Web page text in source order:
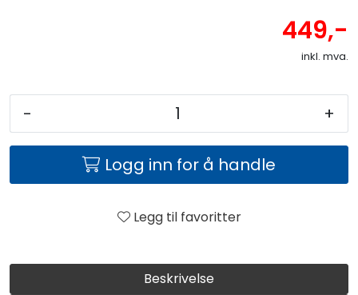
Beskrivelse
449,-
inkl. mva.
- +
Logg inn for å handle
Legg til favoritter